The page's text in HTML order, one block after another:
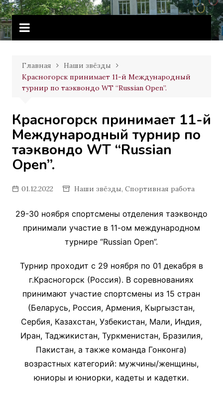
Перейти
к
содержимому
Витебское государственное
училище олимпийского резерва
Главная
Наши звёзды
Красногорск принимает 11-й Международный
турнир по таэквондо WT “Russian Open”.
Красногорск принимает 11-й
Международный турнир по
таэквондо WT “Russian
Open”.
01.12.2022 Наши звёзды, Спортивная работа
29-30 ноября спортсмены отделения таэквондо
принимали участие в 11-ом международном
турнире “Russian Open”.
Турнир проходит с 29 ноября по 01 декабря в
г.Красногорск (Россия). В соревнованиях
принимают участие спортсмены из 15 стран
(Беларусь, Россия, Армения, Кыргызстан,
Сербия, Казахстан, Узбекистан, Мали, Индия,
Иран, Таджикистан, Туркменистан, Бразилия,
Пакистан, а также команда Гонконга)
возрастных категорий: мужчины/женщины,
юниоры и юниорки, кадеты и кадетки.